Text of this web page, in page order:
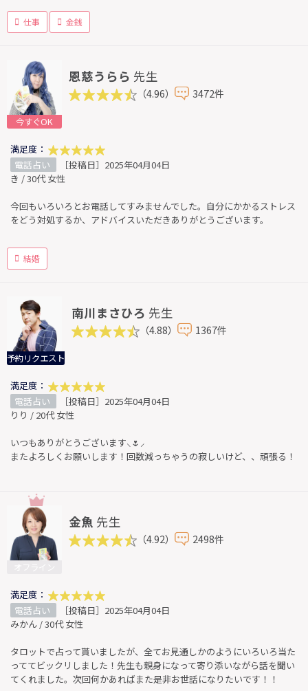
仕事 金銭
今すぐOK
恩慈うらら 先生
（4.96） 3472件
満足度：
電話占い
［投稿日］2025年04月04日
き / 30代 女性
今回もいろいろとお電話してすみませんでした。自分にかかるストレス
をどう対処するか、アドバイスいただきありがとうございます。
結婚
予約リクエスト
南川まさひろ 先生
（4.88） 1367件
満足度：
電話占い
［投稿日］2025年04月04日
りり / 20代 女性
いつもありがとうございます⸜🌷︎⸝‍
またよろしくお願いします！回数減っちゃうの寂しいけど、、頑張る！
金魚 先生
（4.92） 2498件
満足度：
電話占い
［投稿日］2025年04月04日
みかん / 30代 女性
タロットで占って貰いましたが、全てお見通しかのようにいろいろ当た
っててビックリしました！先生も親身になって寄り添いながら話を聞い
てくれました。次回何かあればまた是非お世話になりたいです！！